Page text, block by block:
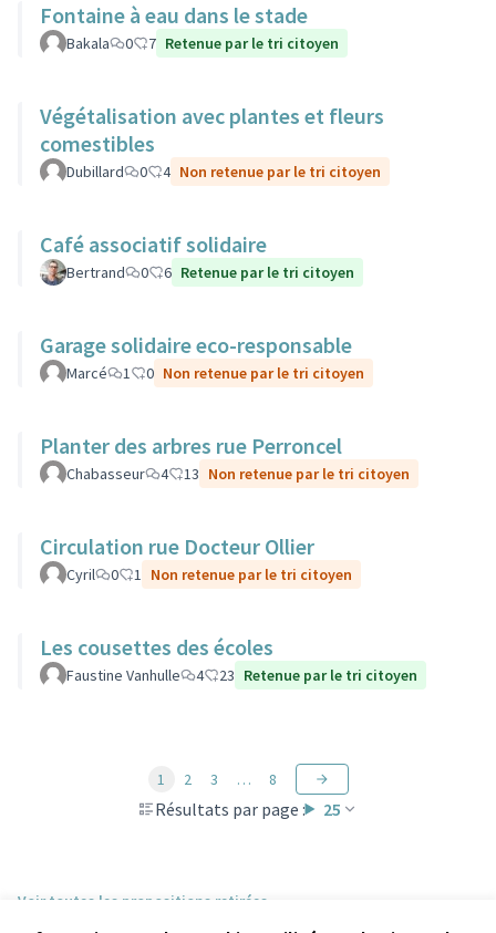
Fontaine à eau dans le stade
Bakala 0 7 Retenue par le tri citoyen
Végétalisation avec plantes et fleurs
comestibles
Dubillard 0 4 Non retenue par le tri citoyen
Café associatif solidaire
Bertrand 0 6 Retenue par le tri citoyen
Garage solidaire eco-responsable
Marcé 1 0 Non retenue par le tri citoyen
Planter des arbres rue Perroncel
Chabasseur 4 13 Non retenue par le tri citoyen
Circulation rue Docteur Ollier
Cyril 0 1 Non retenue par le tri citoyen
Les cousettes des écoles
Faustine Vanhulle 4 23 Retenue par le tri citoyen
Résultats par page : 25
1 2 3 … 8
Voir toutes les propositions retirées